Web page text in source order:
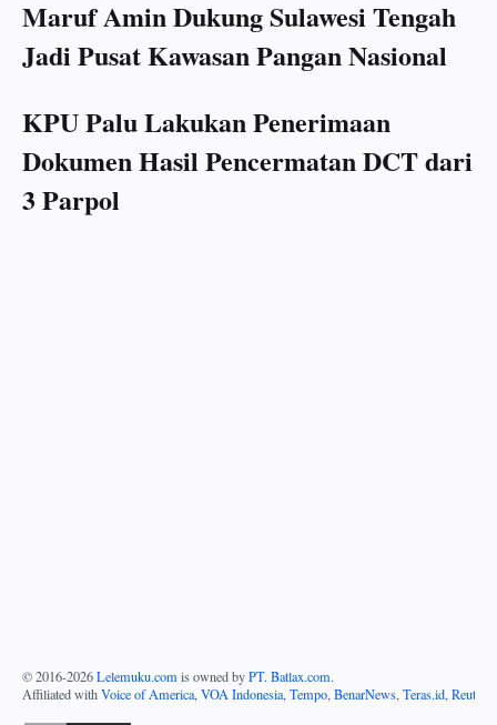
Maruf Amin Dukung Sulawesi Tengah
Jadi Pusat Kawasan Pangan Nasional
KPU Palu Lakukan Penerimaan
Dokumen Hasil Pencermatan DCT dari
3 Parpol
© 2016-2026Lelemuku.com is owned byPT. Batlax.com.
Affiliated withVoice of America, VOA Indonesia, Tempo, BenarNews, Teras.id, Reuters